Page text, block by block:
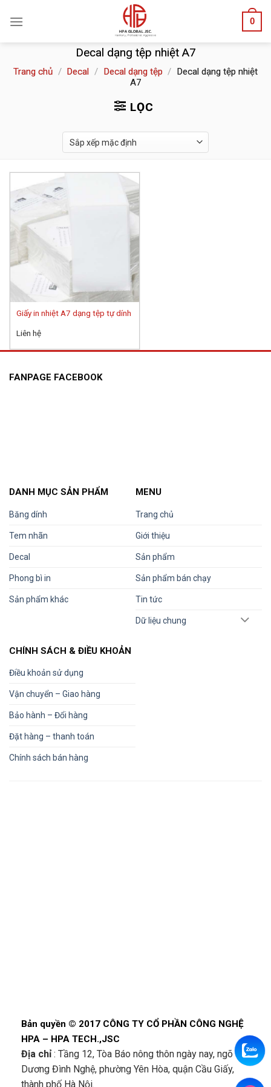
0
Decal dạng tệp nhiệt A7
Trang chủ / Decal / Decal dạng tệp / Decal dạng tệp nhiệt
A7
LỌC
Giấy in nhiệt A7 dạng tệp tự dính
Liên hệ
FANPAGE FACEBOOK
DANH MỤC SẢN PHẨM
Băng dính
Tem nhãn
Decal
Phong bì in
Sản phẩm khác
MENU
Trang chủ
Giới thiệu
Sản phẩm
Sản phẩm bán chạy
Tin tức
Dữ liệu chung
CHÍNH SÁCH & ĐIỀU KHOẢN
Điều khoản sử dụng
Vận chuyển – Giao hàng
Bảo hành – Đổi hàng
Đặt hàng – thanh toán
Chính sách bán hàng
Bản quyền © 2017 CÔNG TY CỔ PHẦN CÔNG NGHỆ
HPA – HPA TECH.,JSC
Địa chỉ: Tầng 12, Tòa Báo nông thôn ngày nay, ngõ 68
Dương Đình Nghệ, phường Yên Hòa, quận Cầu Giấy,
thành phố Hà Nội.